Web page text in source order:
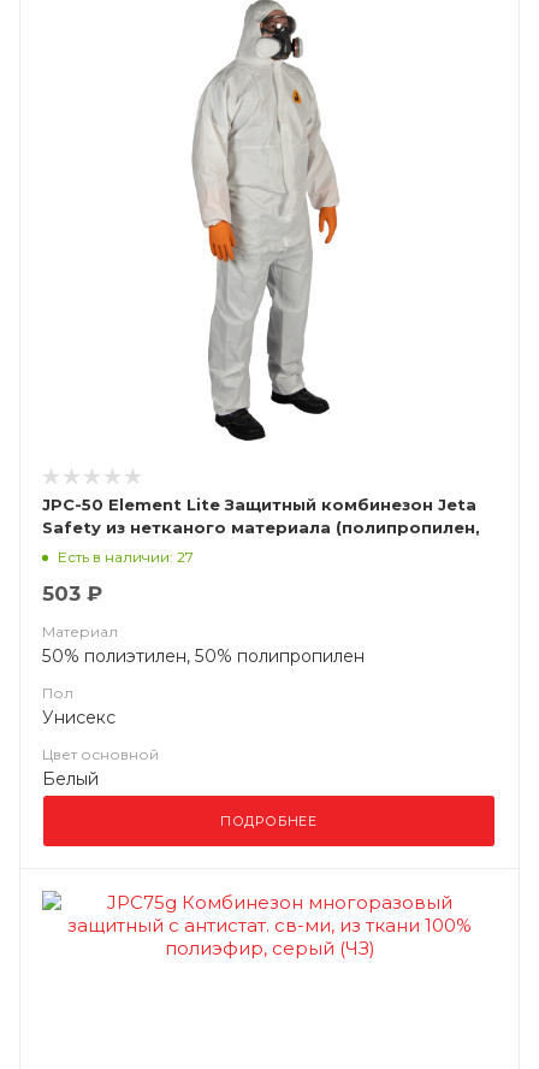
JPC-50 Element Lite Защитный комбинезон Jeta
Safety из нетканого материала (полипропилен,
ламинированный полиэтиленом (микропористая
Есть в наличии: 27
503 ₽
Материал
50% полиэтилен, 50% полипропилен
Пол
Унисекс
Цвет основной
Белый
ПОДРОБНЕЕ